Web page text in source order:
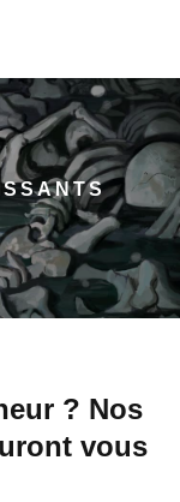
? Nos
vous